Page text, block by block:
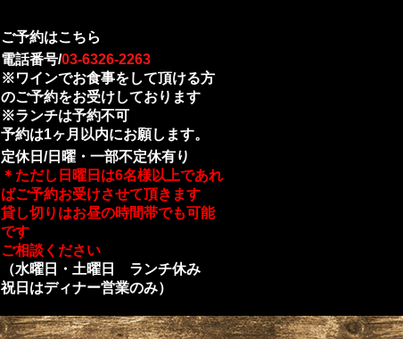
ご予約はこちら
電話番号/03-6326-2263
※ワインでお食事をして頂ける方
のご予約をお受けしております
※ランチは予約不可
予約は1ヶ月以内にお願します。
定休日/日曜・一部不定休有り
＊ただし日曜日は6名様以上であれ
ばご予約お受けさせて頂きます
貸し切りはお昼の時間帯でも可能
です
ご相談ください
（水曜日・土曜日 ランチ休み
祝日はディナー営業のみ）